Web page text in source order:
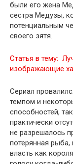
были его жена
сестра Медузы,
потенциальным
своего зятя.
Статья в тему:
изображающие
Сериал
темпом и
способностей,
практически
не разрешалось
потерянная
власть как